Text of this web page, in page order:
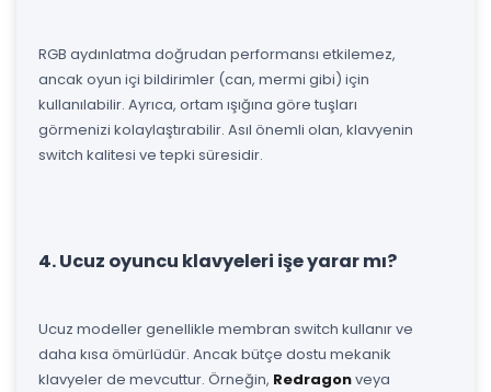
RGB aydınlatma doğrudan performansı etkilemez,
ancak oyun içi bildirimler (can, mermi gibi) için
kullanılabilir. Ayrıca, ortam ışığına göre tuşları
görmenizi kolaylaştırabilir. Asıl önemli olan, klavyenin
switch kalitesi ve tepki süresidir.
4. Ucuz oyuncu klavyeleri işe yarar mı?
Ucuz modeller genellikle membran switch kullanır ve
daha kısa ömürlüdür. Ancak bütçe dostu mekanik
klavyeler de mevcuttur. Örneğin, Redragonveya